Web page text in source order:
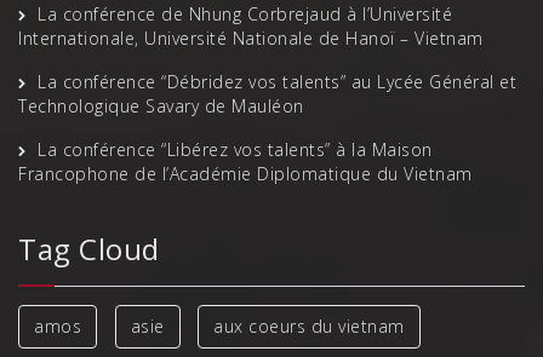
La conférence de Nhung Corbrejaud à l’Université
Internationale, Université Nationale de Hanoï – Vietnam
La conférence “Débridez vos talents” au Lycée Général et
Technologique Savary de Mauléon
La conférence “Libérez vos talents” à la Maison
Francophone de l’Académie Diplomatique du Vietnam
Tag Cloud
amos asie aux coeurs du vietnam